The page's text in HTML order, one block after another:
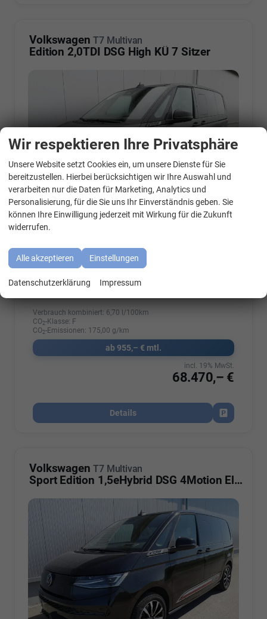
Volkswagen T7 Multivan
Edition 2,0TDI DSG High KÜ 7 Sitzer
Kraftstoff Diesel
01.06.2026
Verbrauch kombiniert: 6,70 l/100km
CO2-Klasse: F
CO2-Emissionen: 175,00 g/km
ab 955,– € mtl.
68.470,– €
incl. 19% MwSt.
Details
Fahrzeug
Volkswagen T7 Multivan
Sport Edition 1,5eHybrid DSG 4Motion Elegance KÜ 5 Sitzer
Wir respektieren Ihre Privatsphäre
Unsere Website setzt Cookies ein, um unsere Dienste für Sie
bereitzustellen. Hierbei berücksichtigen wir Ihre Auswahl und
verarbeiten nur die Daten für Marketing, Analytics und
Personalisierung, für die Sie uns Ihr Einverständnis geben. Sie
können Ihre Einwilligung jederzeit mit Wirkung für die Zukunft
widerrufen.
Alle akzeptieren Einstellungen
Datenschutzerklärung Impressum